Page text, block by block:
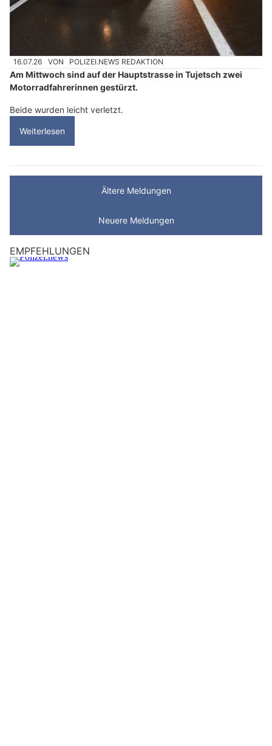
16.07.26 VON POLIZEI.NEWS REDAKTION
Am Mittwoch sind auf der Hauptstrasse in Tujetsch zwei
Motorradfahrerinnen gestürzt.
Beide wurden leicht verletzt.
Weiterlesen
Ältere Meldungen
Neuere Meldungen
EMPFEHLUNGEN